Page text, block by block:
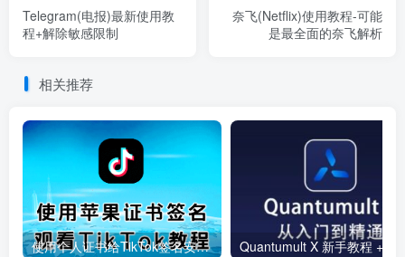
Telegram(电报)最新使用教
程+解除敏感限制
奈飞(Netflix)使用教程-可能
是最全面的奈飞解析
相关推荐
使用个人证书给TikTok签名安装(视频)